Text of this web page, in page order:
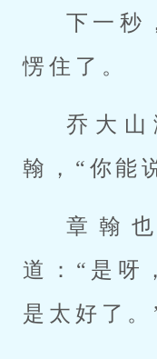
下一秒
愣住了。
乔大
翰，“你能
章翰
道：“是呀
是太好了。